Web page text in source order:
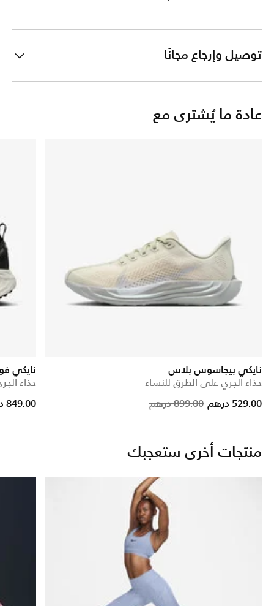
توصيل وإرجاع مجانًا
عادة ما يُشترى مع
نايكي بيجاسوس بلاس
حذاء الجري على الطرق للنساء
Price 899.00 درهم to
529.00 درهم
نايكي
حذاء
849.00 درهم
منتجات أخرى ستعجبك